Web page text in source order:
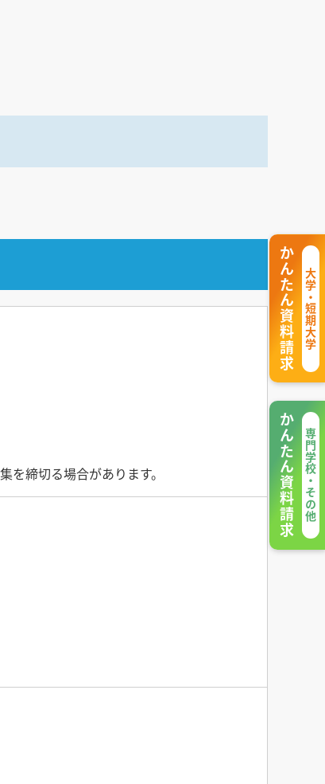
締切る場合があります。
大学・短期大学
かんたん資料請求
専門学校・その他
かんたん資料請求